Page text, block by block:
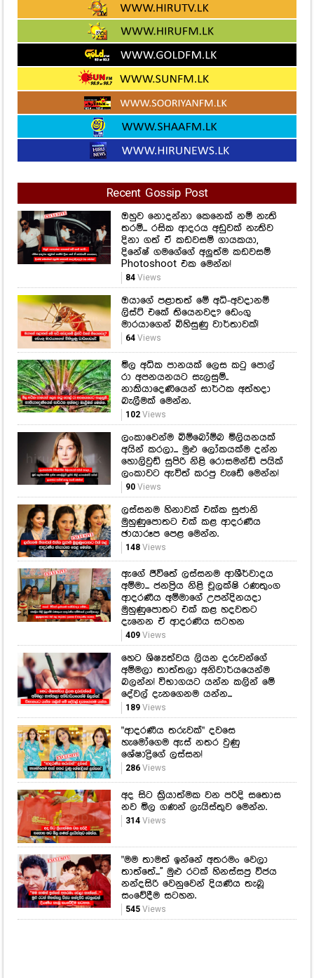
Recent Gossip Post
ඔහුව නොදන්නා කෙනෙක් නම් නැති
තරම්... රසික ආදරය අඩුවක් නැතිව
දිනා ගත් ඒ කඩවසම් ගායකයා,
දිනේෂ් ගමගේගේ අලුත්ම කඩවසම්
Photoshoot එක මෙන්න!
84Views
ඔයාගේ පළාතත් මේ අධි-අවදානම්
ලිස්ට් එකේ තියෙනවද? ඩෙංගු
මාරයාගෙන් බිහිසුණු වාර්තාවක්!
64Views
මිල අධික පානයක් ලෙස කටු පොල්
රා අපනයනයට සැලසුම්..
නාකියාදෙණියෙන් සාර්ථක අත්හදා
බැලීමක් මෙන්න.
102Views
ලංකාවෙන්ම බිම්බෝම්බ මිලියනයක්
අයින් කරලා... මුළු ලෝකයක්ම දන්න
හොලිවුඩ් සුපිරි නිළි රොසමන්ඩ් පයික්
ලංකාවට ඇවිත් කරපු වැඩේ මෙන්න!
90Views
ලස්සනම හිනාවක් එක්ක සුජානි
මුහුණුපොතට එක් කළ ආදරණීය
ඡායාරූප පෙළ මෙන්න.
148Views
ඇගේ ජීවිතේ ලස්සනම ආශීර්වාදය
අම්මා... ජනප්‍රිය නිළි චූලක්ෂි රණතුංග
ආදරණීය අම්මාගේ උපන්දිනයදා
මුහුණුපොතට එක් කළ හදවතට
දැනෙන ඒ ආදරණිය සටහන
409Views
හෙට ශිෂ්‍යත්වය ලියන දරුවන්ගේ
අම්මලා තාත්තලා අනිවාර්යයෙන්ම
බලන්න! විභාගයට යන්න කලින් මේ
දේවල් දැනගෙනම යන්න...
189Views
"ආදරණීය තරුවක්" දවසෙ
හැමෝගෙම ඇස් නතර වුණු
ශේෂාද්‍රිගේ ලස්සන!
286Views
අද සිට ක්‍රියාත්මක වන පරිදි සතොස
නව මිල ගණන් ලැයිස්තුව මෙන්න.
314Views
"මම තාමත් ඉන්නේ අතරමං වෙලා
තාත්තේ...'' මුළු රටක් හිනස්සපු විජය
නන්දසිරි වෙනුවෙන් දියණිය තැබූ
සංවේදීම සටහන.
545Views